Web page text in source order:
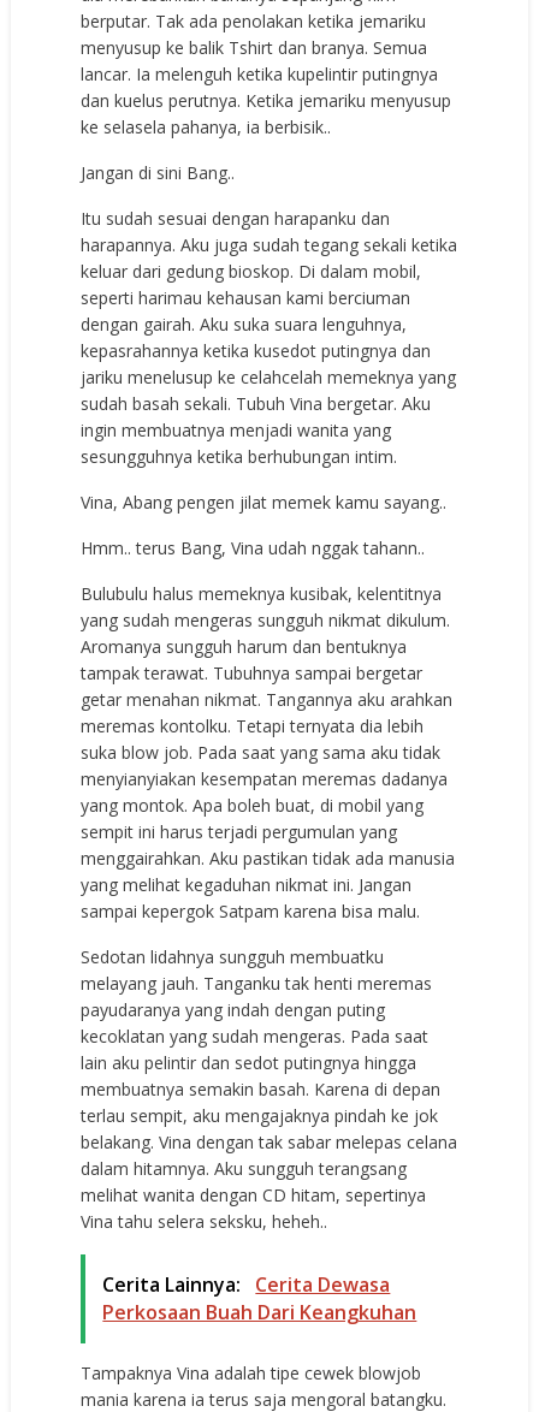
berputar. Tak ada penolakan ketika jemariku
menyusup ke balik Tshirt dan branya. Semua
lancar. Ia melenguh ketika kupelintir putingnya
dan kuelus perutnya. Ketika jemariku menyusup
ke selasela pahanya, ia berbisik..
Jangan di sini Bang..
Itu sudah sesuai dengan harapanku dan
harapannya. Aku juga sudah tegang sekali ketika
keluar dari gedung bioskop. Di dalam mobil,
seperti harimau kehausan kami berciuman
dengan gairah. Aku suka suara lenguhnya,
kepasrahannya ketika kusedot putingnya dan
jariku menelusup ke celahcelah memeknya yang
sudah basah sekali. Tubuh Vina bergetar. Aku
ingin membuatnya menjadi wanita yang
sesungguhnya ketika berhubungan intim.
Vina, Abang pengen jilat memek kamu sayang..
Hmm.. terus Bang, Vina udah nggak tahann..
Bulubulu halus memeknya kusibak, kelentitnya
yang sudah mengeras sungguh nikmat dikulum.
Aromanya sungguh harum dan bentuknya
tampak terawat. Tubuhnya sampai bergetar
getar menahan nikmat. Tangannya aku arahkan
meremas kontolku. Tetapi ternyata dia lebih
suka blow job. Pada saat yang sama aku tidak
menyianyiakan kesempatan meremas dadanya
yang montok. Apa boleh buat, di mobil yang
sempit ini harus terjadi pergumulan yang
menggairahkan. Aku pastikan tidak ada manusia
yang melihat kegaduhan nikmat ini. Jangan
sampai kepergok Satpam karena bisa malu.
Sedotan lidahnya sungguh membuatku
melayang jauh. Tanganku tak henti meremas
payudaranya yang indah dengan puting
kecoklatan yang sudah mengeras. Pada saat
lain aku pelintir dan sedot putingnya hingga
membuatnya semakin basah. Karena di depan
terlau sempit, aku mengajaknya pindah ke jok
belakang. Vina dengan tak sabar melepas celana
dalam hitamnya. Aku sungguh terangsang
melihat wanita dengan CD hitam, sepertinya
Vina tahu selera seksku, heheh..
Cerita Lainnya:
Cerita Dewasa
Perkosaan Buah Dari Keangkuhan
Tampaknya Vina adalah tipe cewek blowjob
mania karena ia terus saja mengoral batangku.